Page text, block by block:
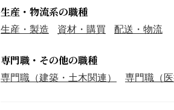
生産・物流系の職種
生産・製造
資材・購買 配送・物流
専門職・その他の職種
専門職（建築・土木関連）
専門職（医